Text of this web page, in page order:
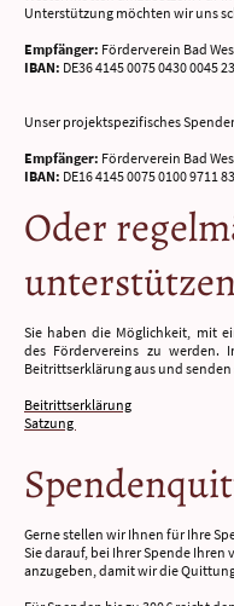
Oder
Unterstützung möchten wir uns
Empfänger: Förderverein Bad
IBAN: DE36 4145 0075 0430 0045 23
Unser projektspezifisches
Empfänger: Förderverein Bad
IBAN: DE16 4145 0075 0100 9711 83
Sie haben die Möglichkeit, mit
des Fördervereins zu
Beitrittserklärung aus und senden
Beitrittserklärung
Satzung
Gerne stellen wir Ihnen für Ihre
Sie darauf, bei Ihrer Spende
anzugeben, damit wir die